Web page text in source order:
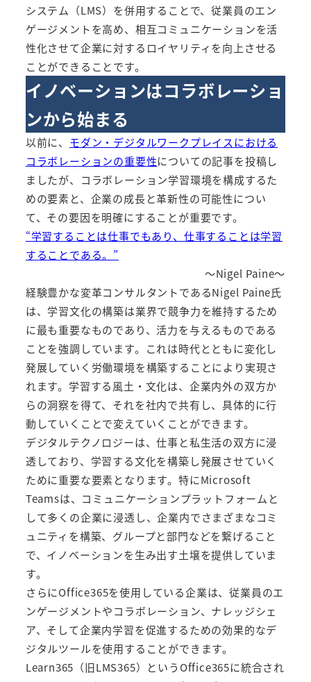
システム（LMS）を併用することで、従業員のエン
ゲージメントを高め、相互コミュニケーションを活
性化させて企業に対するロイヤリティを向上させる
ことができることです。
イノベーションはコラボレーショ
ンから始まる
以前に、 モダン・デジタルワークプレイスにおける
コラボレーションの重要性についての記事を投稿し
ましたが、コラボレーション学習環境を構成するた
めの要素と、企業の成長と革新性の可能性につい
て、その要因を明確にすることが重要です。
“学習することは仕事でもあり、仕事することは学習
することである。”
～Nigel Paine～
経験豊かな変革コンサルタントであるNigel Paine氏
は、学習文化の構築は業界で競争力を維持するため
に最も重要なものであり、活力を与えるものである
ことを強調しています。これは時代とともに変化し
発展していく労働環境を構築することにより実現さ
れます。学習する風土・文化は、企業内外の双方か
らの洞察を得て、それを社内で共有し、具体的に行
動していくことで変えていくことができます。
デジタルテクノロジーは、仕事と私生活の双方に浸
透しており、学習する文化を構築し発展させていく
ために重要な要素となります。特にMicrosoft
Teamsは、コミュニケーションプラットフォームと
して多くの企業に浸透し、企業内でさまざまなコミ
ュニティを構築、グループと部門などを繋げること
で、イノベーションを生み出す土壌を提供していま
す。
さらにOffice365を使用している企業は、従業員のエ
ンゲージメントやコラボレーション、ナレッジシェ
ア、そして企業内学習を促進するための効果的なデ
ジタルツールを使用することができます。
Learn365（旧LMS365）
というOffice365に統合され